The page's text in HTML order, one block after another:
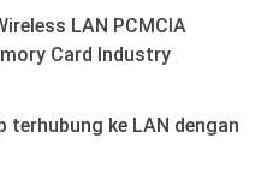
LAN PCMCIA
Card Industry
terhubung ke LAN dengan